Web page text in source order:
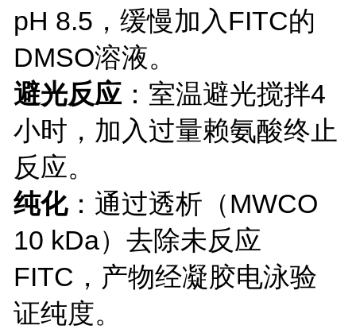
pH 8.5，缓慢加入FITC的
DMSO溶液。
避光反应：室温避光搅拌4
小时，加入过量赖氨酸终止
反应。
纯化：通过透析（MWCO
10 kDa）去除未反应
FITC，产物经凝胶电泳验
证纯度。